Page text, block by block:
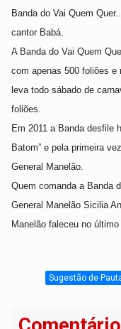
Banda do Vai Quem
cantor Babá.
A Banda do Vai Quem
com apenas 500 foliões e
leva todo sábado de
foliões.
Em 2011 a Banda desfile
Batom” e pela primeira
General Manelão.
Quem comanda a Banda
General Manelão Sicilia
Manelão faleceu no
Sugestão de